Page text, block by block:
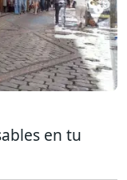
en tu